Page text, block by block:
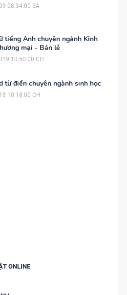
08:34:00 SA
tiếng Anh chuyên ngành Kinh
mại - Bán lẻ
10:50:00 CH
từ điển chuyên ngành sinh học
10:18:00 CH
ONLINE